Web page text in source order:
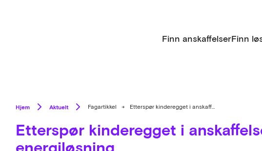
Finn anskaffelserFinn
Hjem Aktuelt Fagartikkel → Etterspør kinderegget i anskaffelse av smart energiløsning
Etterspør kinderegget i
energiløsning